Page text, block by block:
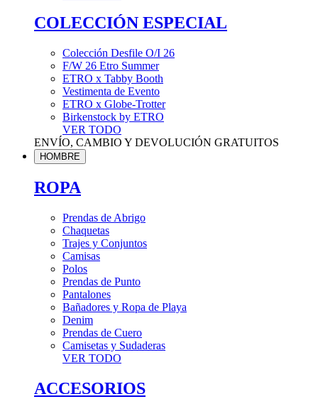
COLECCIÓN ESPECIAL
Colección Desfile O/I 26
F/W 26 Etro Summer
ETRO x Tabby Booth
Vestimenta de Evento
ETRO x Globe-Trotter
Birkenstock by ETRO
VER TODO
ENVÍO, CAMBIO Y DEVOLUCIÓN GRATUITOS
HOMBRE
ROPA
Prendas de Abrigo
Chaquetas
Trajes y Conjuntos
Camisas
Polos
Prendas de Punto
Pantalones
Bañadores y Ropa de Playa
Denim
Prendas de Cuero
Camisetas y Sudaderas
VER TODO
ACCESORIOS